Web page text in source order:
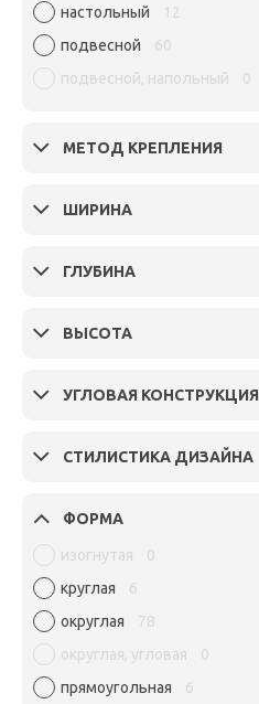
настольный
12
подвесной
60
подвесной, напольный
0
МЕТОД КРЕПЛЕНИЯ
ШИРИНА
ГЛУБИНА
ВЫСОТА
УГЛОВАЯ КОНСТРУКЦИЯ
СТИЛИСТИКА ДИЗАЙНА
ФОРМА
изогнутая
0
круглая
6
округлая
78
округлая, угловая
0
прямоугольная
6